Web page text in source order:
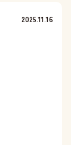
2025.11.16